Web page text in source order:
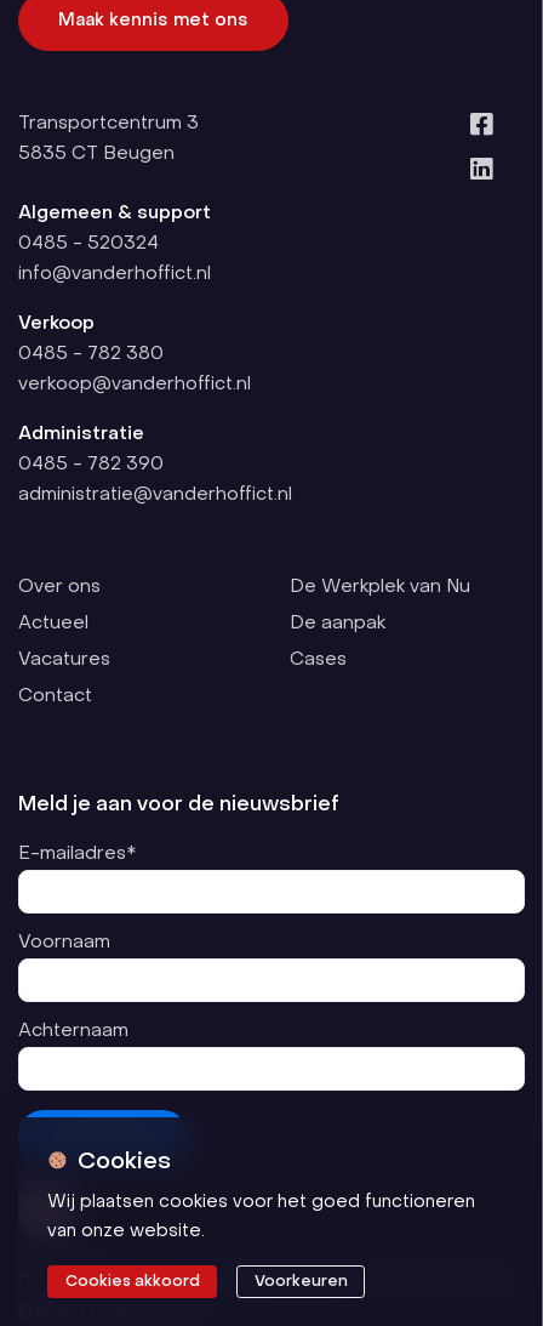
Maak kennis met ons
Transportcentrum 3
5835 CT Beugen
Algemeen & support
0485 - 520324
info@vanderhoffict.nl
Verkoop
0485 - 782 380
verkoop@vanderhoffict.nl
Administratie
0485 - 782 390
administratie@vanderhoffict.nl
Over ons
Actueel
Vacatures
Contact
De Werkplek van Nu
De aanpak
Cases
Meld je aan voor de nieuwsbrief
E-mailadres*
Voornaam
Achternaam
Privacyverklaring Algemene voorwaarden
Cookies
Wij plaatsen cookies voor het goed functioneren
van onze website.
Cookies akkoord Voorkeuren